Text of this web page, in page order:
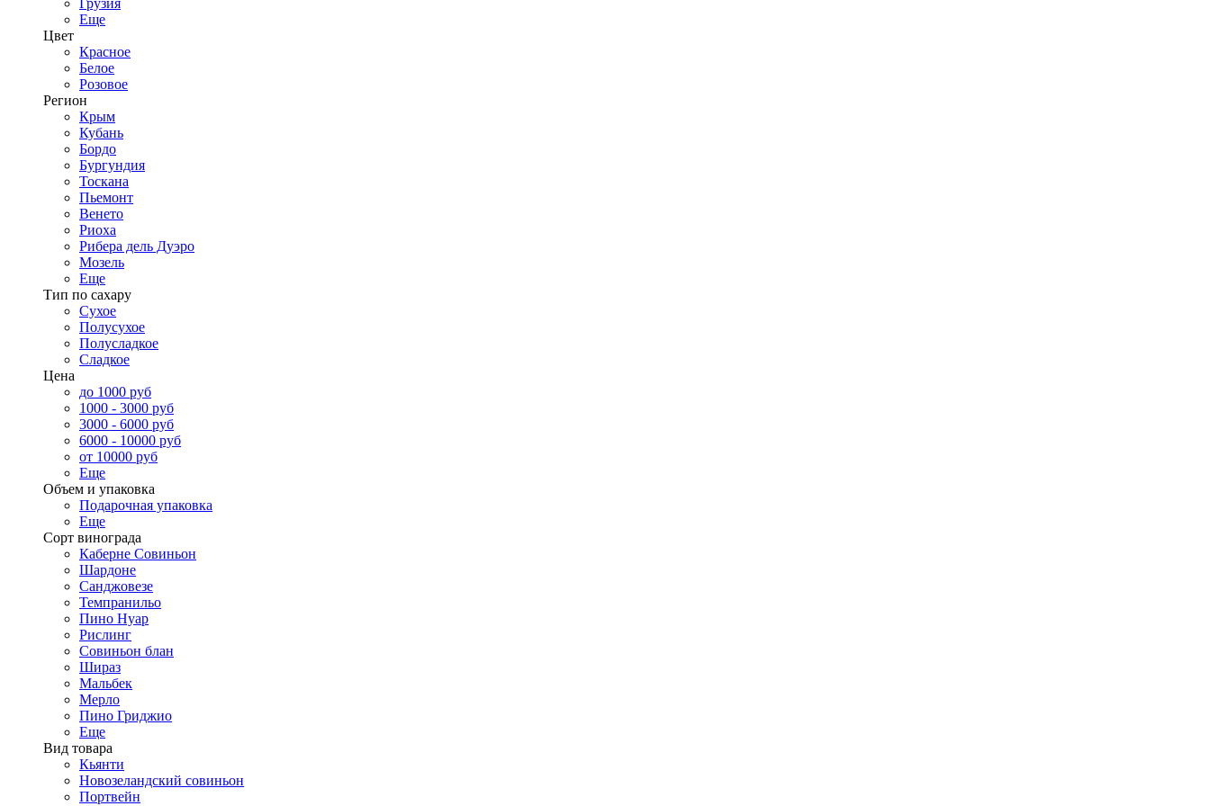
Грузия
Еще
Цвет
Красное
Белое
Розовое
Регион
Крым
Кубань
Бордо
Бургундия
Тоскана
Пьемонт
Венето
Риоха
Рибера дель Дуэро
Мозель
Еще
Тип по сахару
Сухое
Полусухое
Полусладкое
Сладкое
Цена
до 1000 руб
1000 - 3000 руб
3000 - 6000 руб
6000 - 10000 руб
от 10000 руб
Еще
Объем и упаковка
Подарочная упаковка
Еще
Сорт винограда
Каберне Совиньон
Шардоне
Санджовезе
Темпранильо
Пино Нуар
Рислинг
Совиньон блан
Шираз
Мальбек
Мерло
Пино Гриджио
Еще
Вид товара
Кьянти
Новозеландский совиньон
Портвейн